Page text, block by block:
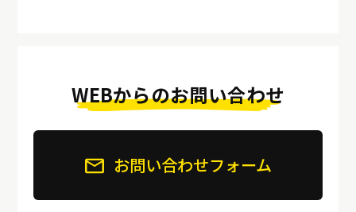
WEBからのお問い合わせ
お問い合わせフォーム